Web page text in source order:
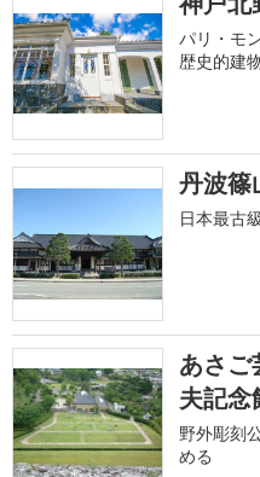
パリ・モ
歴史的建
丹波篠
日本最古
あさご
夫記念
野外彫刻
める